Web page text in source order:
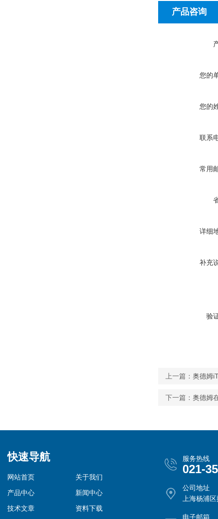
产品咨询
您的
您的
联系
常用
详细
补充
验
上一篇： 奥德姆
下一篇： 奥德姆
快速导航
网站首页
关于我们
产品中心
新闻中心
技术文章
资料下载
服务热线
021-
公司地址
上海杨浦
电子邮箱